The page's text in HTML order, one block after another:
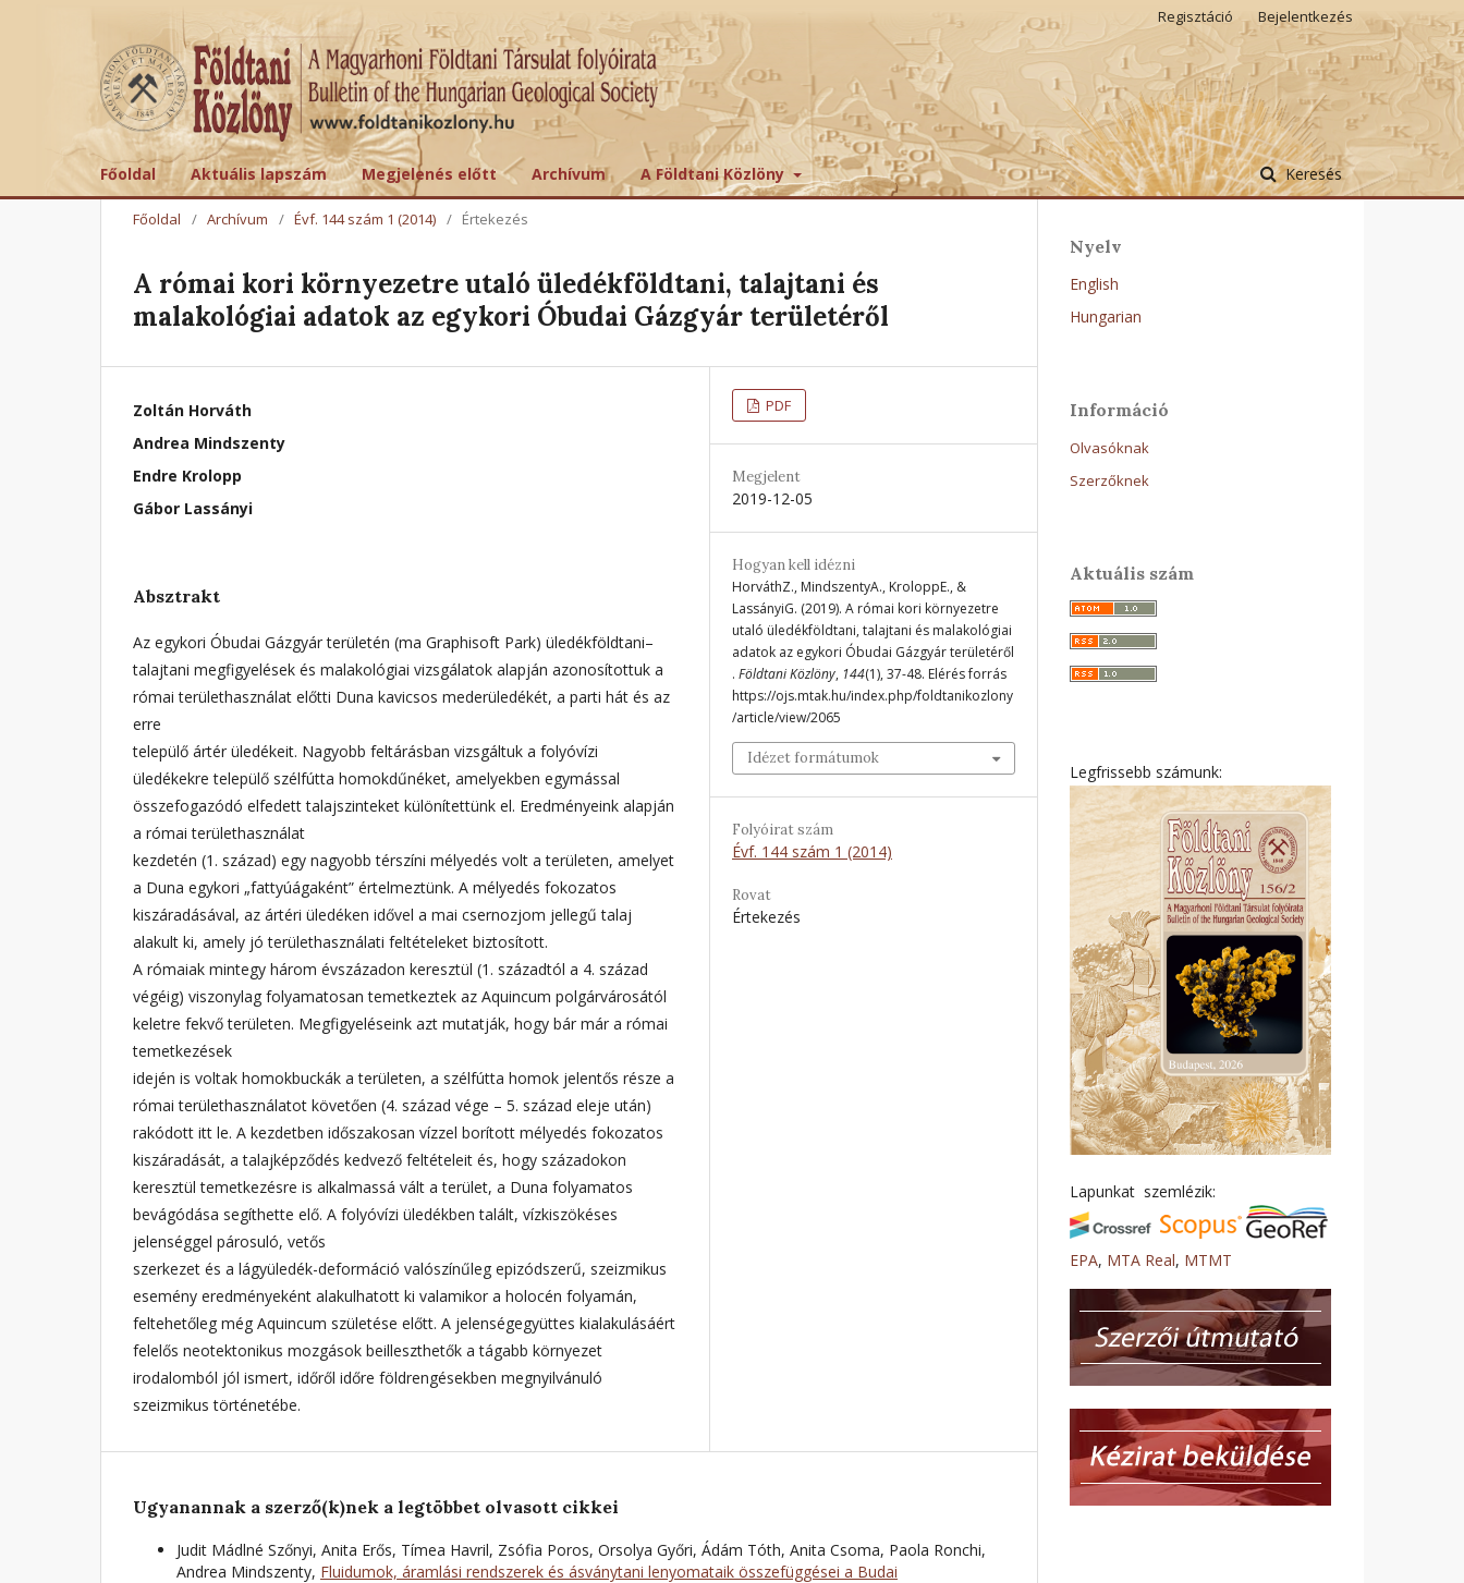
Főoldal Aktuális lapszám Megjelenés előtt Archívum A Földtani Közlöny Keresés
Regisztáció Bejelentkezés
Főoldal / Archívum / Évf. 144 szám 1 (2014) / Értekezés
A római kori környezetre utaló üledékföldtani, talajtani és
malakológiai adatok az egykori Óbudai Gázgyár területéről
Zoltán Horváth
Andrea Mindszenty
Endre Krolopp
Gábor Lassányi
Absztrakt
Az egykori Óbudai Gázgyár területén (ma Graphisoft Park) üledékföldtani–
talajtani megfigyelések és malakológiai vizsgálatok alapján azonosítottuk a
római területhasználat előtti Duna kavicsos mederüledékét, a parti hát és az
erre
települő ártér üledékeit. Nagyobb feltárásban vizsgáltuk a folyóvízi
üledékekre települő szélfútta homokdűnéket, amelyekben egymással
összefogazódó elfedett talajszinteket különítettünk el. Eredményeink alapján
a római területhasználat
kezdetén (1. század) egy nagyobb térszíni mélyedés volt a területen, amelyet
a Duna egykori „fattyúágaként” értelmeztünk. A mélyedés fokozatos
kiszáradásával, az ártéri üledéken idővel a mai csernozjom jellegű talaj
alakult ki, amely jó területhasználati feltételeket biztosított.
A rómaiak mintegy három évszázadon keresztül (1. századtól a 4. század
végéig) viszonylag folyamatosan temetkeztek az Aquincum polgárvárosától
keletre fekvő területen. Megfigyeléseink azt mutatják, hogy bár már a római
temetkezések
idején is voltak homokbuckák a területen, a szélfútta homok jelentős része a
római területhasználatot követően (4. század vége – 5. század eleje után)
rakódott itt le. A kezdetben időszakosan vízzel borított mélyedés fokozatos
kiszáradását, a talajképződés kedvező feltételeit és, hogy századokon
keresztül temetkezésre is alkalmassá vált a terület, a Duna folyamatos
bevágódása segíthette elő. A folyóvízi üledékben talált, vízkiszökéses
jelenséggel párosuló, vetős
szerkezet és a lágyüledék-deformáció valószínűleg epizódszerű, szeizmikus
esemény eredményeként alakulhatott ki valamikor a holocén folyamán,
feltehetőleg még Aquincum születése előtt. A jelenségegyüttes kialakulásáért
felelős neotektonikus mozgások beilleszthetők a tágabb környezet
irodalomból jól ismert, időről időre földrengésekben megnyilvánuló
szeizmikus történetébe.
PDF
Megjelent
2019-12-05
Hogyan kell idézni
HorváthZ., MindszentyA., KroloppE., &
LassányiG. (2019). A római kori környezetre
utaló üledékföldtani, talajtani és malakológiai
adatok az egykori Óbudai Gázgyár területéről
. Földtani Közlöny, 144(1), 37-48. Elérés forrás
https://ojs.mtak.hu/index.php/foldtanikozlony
/article/view/2065
Idézet formátumok
Folyóirat szám
Évf. 144 szám 1 (2014)
Rovat
Értekezés
Ugyanannak a szerző(k)nek a legtöbbet olvasott cikkei
Judit Mádlné Szőnyi, Anita Erős, Tímea Havril, Zsófia Poros, Orsolya Győri, Ádám Tóth, Anita Csoma, Paola Ronchi,
Andrea Mindszenty, Fluidumok, áramlási rendszerek és ásványtani lenyomataik összefüggései a Budai
Nyelv
English
Hungarian
Információ
Olvasóknak
Szerzőknek
Aktuális szám
Legfrissebb számunk:
Lapunkat szemlézik:
EPA, MTA Real, MTMT